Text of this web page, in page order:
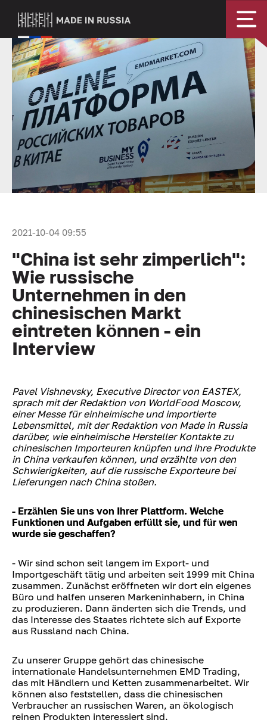
2021-10-04 09:55
"China ist sehr zimperlich":
Wie russische
Unternehmen in den
chinesischen Markt
eintreten können - ein
Interview
Pavel Vishnevsky, Executive Director von EASTEX,
sprach mit der Redaktion von WorldFood Moscow,
einer Messe für einheimische und importierte
Lebensmittel, mit der Redaktion von Made in Russia
darüber, wie einheimische Hersteller Kontakte zu
chinesischen Importeuren knüpfen und ihre Produkte
in China verkaufen können, und erzählte von den
Schwierigkeiten, auf die russische Exporteure bei
Lieferungen nach China stoßen.
- Erzählen Sie uns von Ihrer Plattform. Welche
Funktionen und Aufgaben erfüllt sie, und für wen
wurde sie geschaffen?
- Wir sind schon seit langem im Export- und
Importgeschäft tätig und arbeiten seit 1999 mit China
zusammen. Zunächst eröffneten wir dort ein eigenes
Büro und halfen unseren Markeninhabern, in China
zu produzieren. Dann änderten sich die Trends, und
das Interesse des Staates richtete sich auf Exporte
aus Russland nach China.
Zu unserer Gruppe gehört das chinesische
internationale Handelsunternehmen EMD Trading,
das mit Händlern und Ketten zusammenarbeitet. Wir
können also feststellen, dass die chinesischen
Verbraucher an russischen Waren, an ökologisch
reinen Produkten interessiert sind.